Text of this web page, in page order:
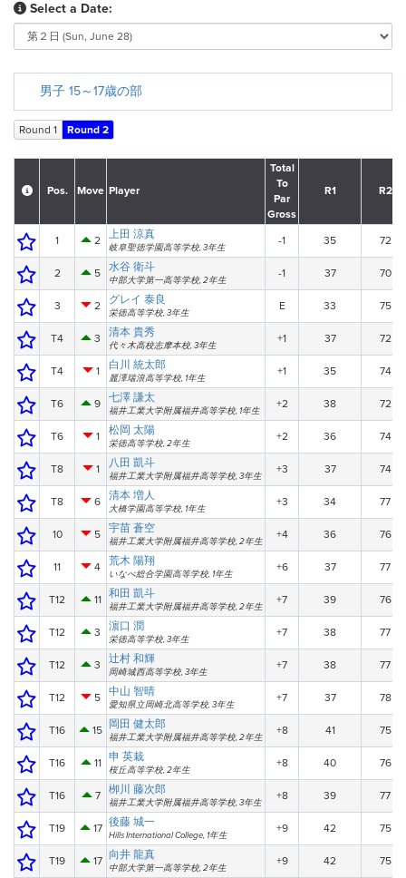
Select a Date:
男子 15～17歳の部
Round 1 Round 2
Pos. Move Player
Total
To
Par
Gross
R1 R2
1 2 上田 涼真
岐阜聖徳学園高等学校, 3年生
-1 35 72
2 5 水谷 衛斗
中部大学第一高等学校, 2年生
-1 37 70
3 2 グレイ 泰良
栄徳高等学校, 3年生
E 33 75
T4 3 清本 貴秀
代々木高校志摩本校, 3年生
+1 37 72
T4 1 白川 統太郎
麗澤瑞浪高等学校, 1年生
+1 35 74
T6 9 七澤 謙太
福井工業大学附属福井高等学校, 1年生
+2 38 72
T6 1 松岡 太陽
栄徳高等学校, 2年生
+2 36 74
T8 1 八田 凱斗
福井工業大学附属福井高等学校, 3年生
+3 37 74
T8 6 清本 増人
大橋学園高等学校, 1年生
+3 34 77
10 5 宇苗 蒼空
福井工業大学附属福井高等学校, 2年生
+4 36 76
11 4 荒木 陽翔
いなべ総合学園高等学校, 1年生
+6 37 77
T12 11 和田 凱斗
福井工業大学附属福井高等学校, 2年生
+7 39 76
T12 3 濵口 潤
栄徳高等学校, 3年生
+7 38 77
T12 3 辻村 和輝
岡崎城西高等学校, 3年生
+7 38 77
T12 5 中山 智晴
愛知県立岡崎北高等学校, 3年生
+7 37 78
T16 15 岡田 健太郎
福井工業大学附属福井高等学校, 2年生
+8 41 75
T16 11 申 英栽
桜丘高等学校, 2年生
+8 40 76
T16 7 栁川 藤次郎
福井工業大学附属福井高等学校, 3年生
+8 39 77
T19 17 後藤 城一
Hills International College, 1年生
+9 42 75
T19 17 向井 龍真
中部大学第一高等学校, 2年生
+9 42 75